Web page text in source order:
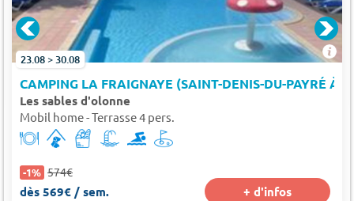
23.08 > 30.08
CAMPING LA FRAIGNAYE (SAINT-DENIS-DU-PAYRÉ À
Les sables d'olonne
Mobil home - Terrasse 4 pers.
-1% 574€
dès 569€ / sem. + d'infos